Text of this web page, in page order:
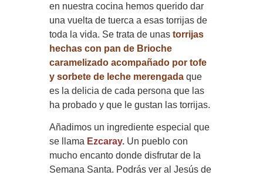
en nuestra cocina hemos querido dar
una vuelta de tuerca a esas torrijas de
toda la vida. Se trata de unastorrijas
hechas con pan de Brioche
caramelizado acompañado por tofe
y sorbete de leche merengada que
es la delicia de cada persona que las
ha probado y que le gustan las torrijas.
Añadimos un ingrediente especial que
se llama Ezcaray. Un pueblo con
mucho encanto donde disfrutar de la
Semana Santa. Podrás ver al Jesús de